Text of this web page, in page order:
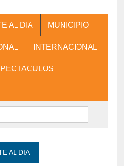
AL DIA MUNICIPIO
INTERNACIONAL
AL DIA